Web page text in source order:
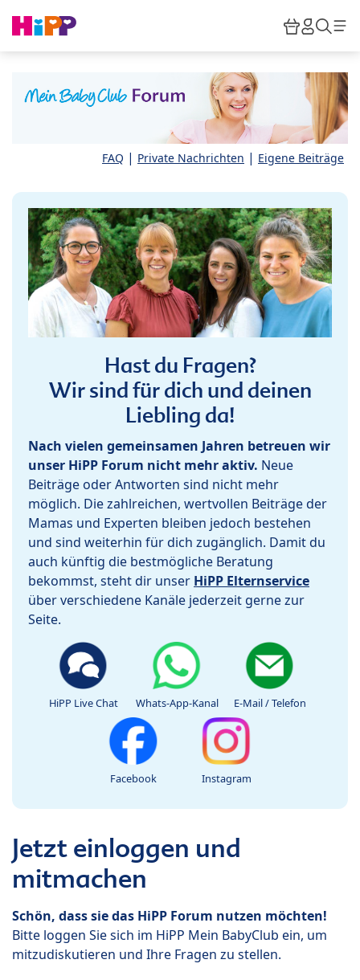
HiPP
FAQ | Private Nachrichten | Eigene Beiträge
Hast du Fragen?
Wir sind für dich und deinen
Liebling da!
Nach vielen gemeinsamen Jahren betreuen wir
unser HiPP Forum nicht mehr aktiv. Neue
Beiträge oder Antworten sind nicht mehr
möglich. Die zahlreichen, wertvollen Beiträge der
Mamas und Experten bleiben jedoch bestehen
und sind weiterhin für dich zugänglich. Damit du
auch künftig die bestmögliche Beratung
bekommst, steht dir unser HiPP Elternservice
über verschiedene Kanäle jederzeit gerne zur
Seite.
HiPP Live Chat Whats-App-Kanal E-Mail / Telefon
Facebook Instagram
Jetzt einloggen und
mitmachen
Schön, dass sie das HiPP Forum nutzen möchten!
Bitte loggen Sie sich im HiPP Mein BabyClub ein, um
mitzudiskutieren und Ihre Fragen zu stellen.